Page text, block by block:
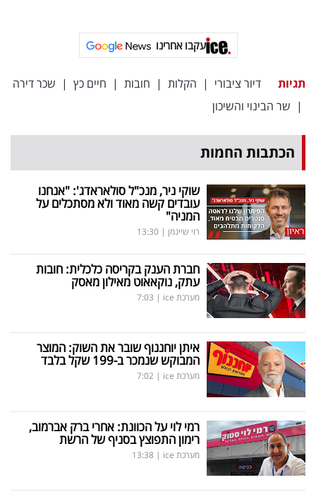
עקבו אחרינו
תגיות דיור ציבורי | הקלות | חובות | חיים כץ | שכר דירה
| שר הבינוי והשיכון
הכתבות החמות
שוקי ניר, מנכ"ל סולאראדג': "אנחנו
עובדים קשה מאוד ולא מסתכלים על
המניה"
רוי שיינמן |
13:30
חברת הענק בקריסה כלכלית: חובות
עתק, נוקאאוט מאילון מאסק
מערכת ice |
7:03
איתן יוחננוף שובר את השוק: המוצר
המבוקש שנמכר ב-199 שקל בלבד
מערכת ice |
7:02
רמי לוי על הכוונת: אחרי ברק אברמוב,
רימון התפוצץ בסניף של הרשת
מערכת ice |
13:38